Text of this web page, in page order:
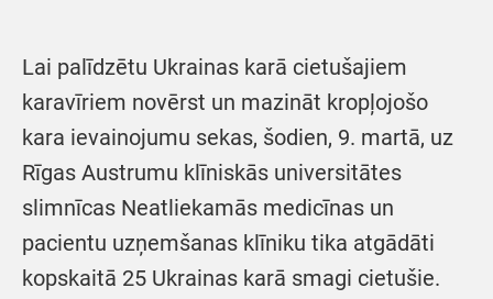
Lai palīdzētu Ukrainas karā cietušajiem
karavīriem novērst un mazināt kropļojošo
kara ievainojumu sekas, šodien, 9. martā, uz
Rīgas Austrumu klīniskās universitātes
slimnīcas Neatliekamās medicīnas un
pacientu uzņemšanas klīniku tika atgādāti
kopskaitā 25 Ukrainas karā smagi cietušie.